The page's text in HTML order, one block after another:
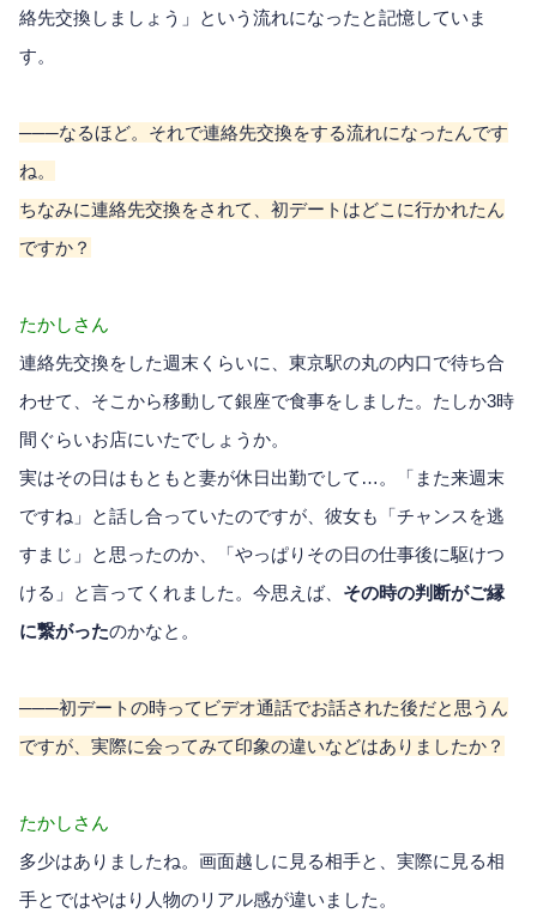
絡先交換しましょう」という流れになったと記憶していま
す。
───なるほど。それで連絡先交換をする流れになったんです
ね。
ちなみに連絡先交換をされて、初デートはどこに行かれたん
ですか？
たかしさん
連絡先交換をした週末くらいに、東京駅の丸の内口で待ち合
わせて、そこから移動して銀座で食事をしました。たしか3時
間ぐらいお店にいたでしょうか。
実はその日はもともと妻が休日出勤でして…。「また来週末
ですね」と話し合っていたのですが、彼女も「チャンスを逃
すまじ」と思ったのか、「やっぱりその日の仕事後に駆けつ
ける」と言ってくれました。今思えば、 その時の判断がご縁
に繋がったのかなと。
───初デートの時ってビデオ通話でお話された後だと思うん
ですが、実際に会ってみて印象の違いなどはありましたか？
たかしさん
多少はありましたね。画面越しに見る相手と、実際に見る相
手とではやはり人物のリアル感が違いました。